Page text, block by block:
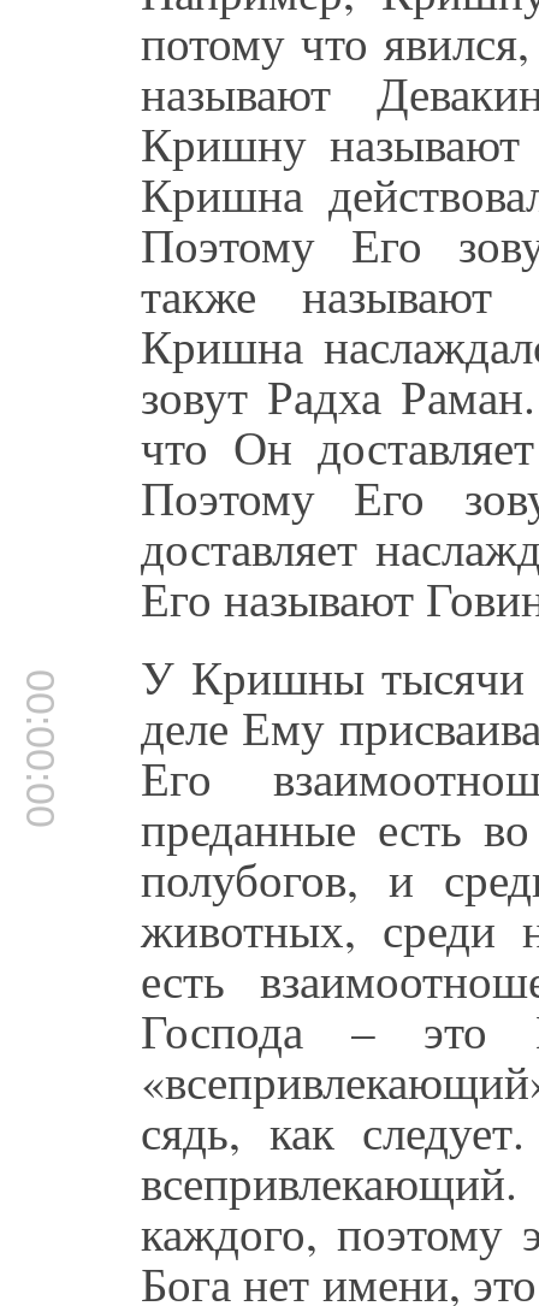
потому что
называют
Кришну называют
Кришна
Поэтому Его
также
Кришна
зовут Радха
что Он
Поэтому Его
доставляет
Его называют
00:00:00 У Кришны
деле Ему
Его
преданные есть
полубогов, и
животных, среди
есть
Господа – это
сядь, как
каждого, поэтому
Бога нет имени,